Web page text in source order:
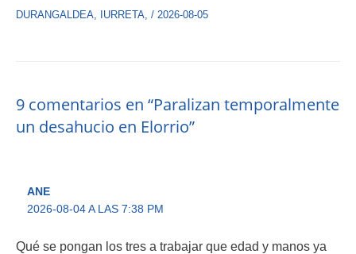
DURANGALDEA, IURRETA, / 2026-08-05
9 comentarios en “Paralizan temporalmente
un desahucio en Elorrio”
ANE
2026-08-04 A LAS 7:38 PM
Qué se pongan los tres a trabajar que edad y manos ya